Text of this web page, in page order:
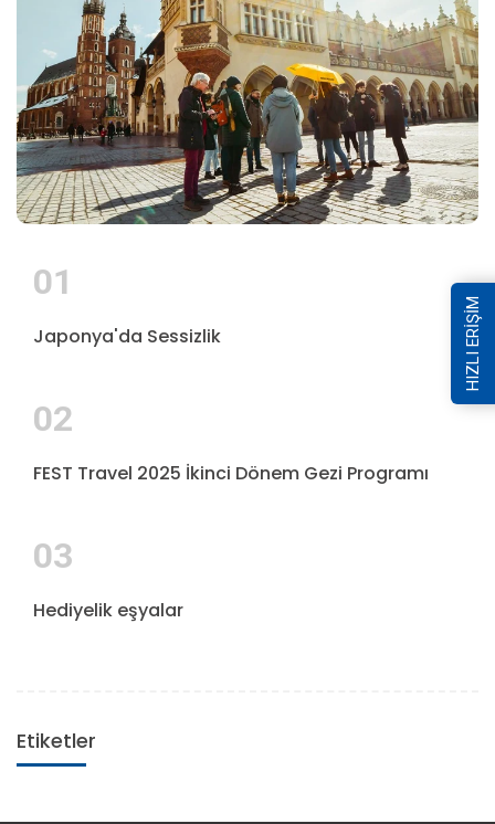
01
Japonya'da Sessizlik
02
FEST Travel 2025 İkinci Dönem Gezi Programı
03
Hediyelik eşyalar
Etiketler
HIZLI ERİŞİM